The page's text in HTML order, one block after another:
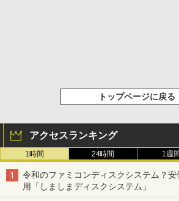
トップページに戻る
アクセスランキング
1時間 24時間 1週
令和のファミコンディスクシステム？
用「しましまディスクシステム」